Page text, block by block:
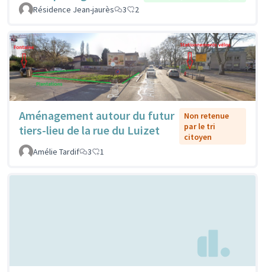
Résidence Jean-jaurès
3 2
Aménagement autour du futur
tiers-lieu de la rue du Luizet
Non retenue
par le tri
citoyen
Amélie Tardif
3 1